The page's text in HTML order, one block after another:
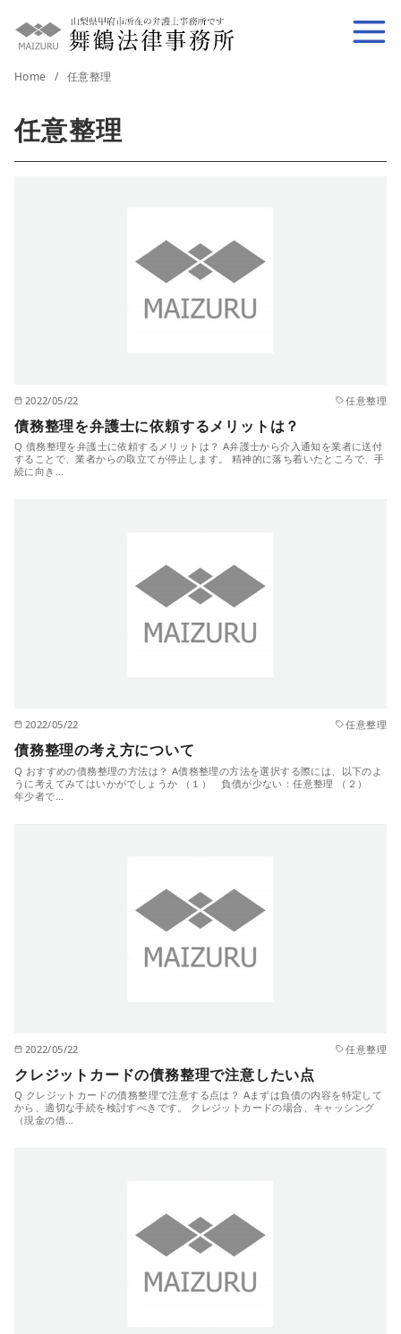
へ
Home 任意整理
任意整理
2022/05/22 任意整理
債務整理を弁護士に依頼するメリットは？
Q 債務整理を弁護士に依頼するメリットは？ A弁護士から介入通知を業者に送付
することで、業者からの取立てが停止します。 精神的に落ち着いたところで、手
続に向き…
2022/05/22 任意整理
債務整理の考え方について
Q おすすめの債務整理の方法は？ A債務整理の方法を選択する際には、以下のよ
うに考えてみてはいかがでしょうか （１） 負債が少ない：任意整理 （２）
年少者で…
2022/05/22 任意整理
クレジットカードの債務整理で注意したい点
Q クレジットカードの債務整理で注意する点は？ Aまずは負債の内容を特定して
から、適切な手続を検討すべきです。 クレジットカードの場合、キャッシング
（現金の借…